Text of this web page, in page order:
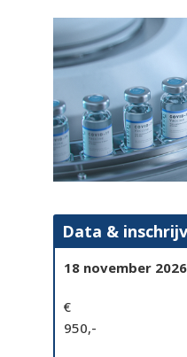
Data &
18 november 2026
€
950,-